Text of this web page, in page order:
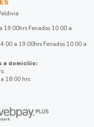
19:00hrs Feriados 10:00 a
a 19:00hrs Feriados 10:00 a
a domicilio:
18:00 hrs.